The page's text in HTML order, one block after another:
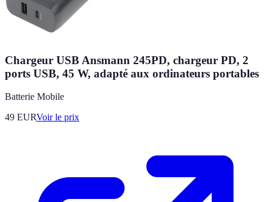
Chargeur USB Ansmann 245PD, chargeur PD, 2
ports USB, 45 W, adapté aux ordinateurs portables
Batterie Mobile
49 EURVoir le prix